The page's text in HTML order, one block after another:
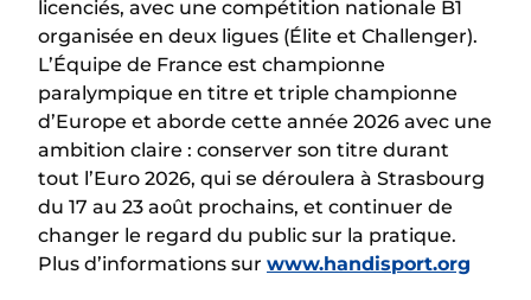
licenciés, avec une compétition nationale B1
organisée en deux ligues (Élite et Challenger).
L’Équipe de France est championne
paralympique en titre et triple championne
d’Europe et aborde cette année 2026 avec une
ambition claire : conserver son titre durant
tout l’Euro 2026, qui se déroulera à Strasbourg
du 17 au 23 août prochains, et continuer de
changer le regard du public sur la pratique.
Plus d’informations sur www.handisport.org